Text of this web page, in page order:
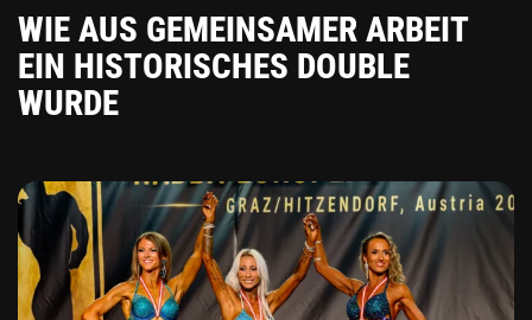
WIE AUS GEMEINSAMER ARBEIT
EIN HISTORISCHES DOUBLE
WURDE